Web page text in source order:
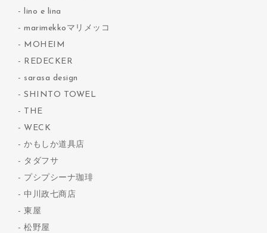
lino e lina
marimekkoマリメッコ
MOHEIM
REDECKER
sarasa design
SHINTO TOWEL
THE
WECK
かもしか道具店
タダフサ
プシプシーナ珈琲
中川政七商店
東屋
松野屋